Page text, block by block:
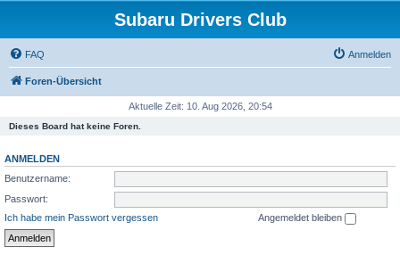
Subaru Drivers Club
FAQ Anmelden
Foren-Übersicht
Aktuelle Zeit: 10. Aug 2026, 20:54
Dieses Board hat keine Foren.
ANMELDEN
Benutzername:
Passwort:
Ich habe mein Passwort vergessen
Angemeldet bleiben